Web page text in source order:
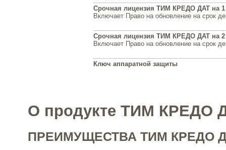
Срочная лицензия ТИМ КРЕДО ДАТ на 1
Включает Право на обновление на срок
Срочная лицензия ТИМ КРЕДО ДАТ на 2
Включает Право на обновление на срок
Ключ аппаратной защиты
О продукте ТИМ КРЕДО
ПРЕИМУЩЕСТВА ТИМ КРЕДО